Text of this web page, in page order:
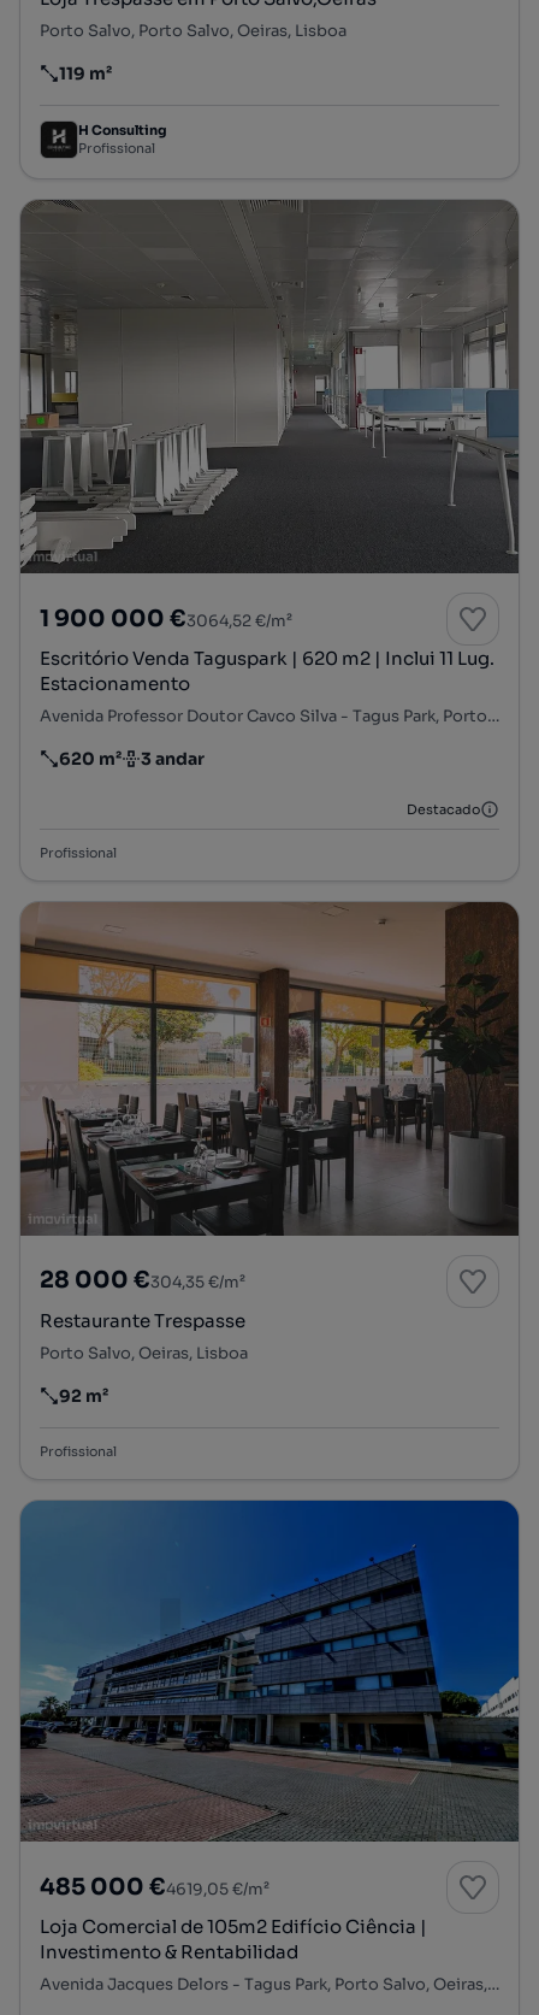
Porto Salvo, Porto Salvo, Oeiras, Lisboa
Preço por metro quadrado
119 m²
H Consulting
Profissional
1 900 000 €3064,52 €/m²
Escritório Venda Taguspark | 620 m2 | Inclui 11 Lug.
Estacionamento
Avenida Professor Doutor Cavco Silva - Tagus Park, Porto Salvo, Oeiras, Lisboa
Preço por metro quadrado
620 m²
Andar 3 andar
Destacado
Profissional
28 000 €304,35 €/m²
Restaurante Trespasse
Porto Salvo, Oeiras, Lisboa
Preço por metro quadrado
92 m²
Profissional
485 000 €4619,05 €/m²
Loja Comercial de 105m2 Edifício Ciência |
Investimento & Rentabilidad
Avenida Jacques Delors - Tagus Park, Porto Salvo, Oeiras, Lisboa